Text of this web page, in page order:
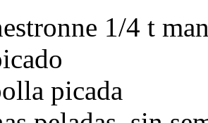
1/4 t
picada